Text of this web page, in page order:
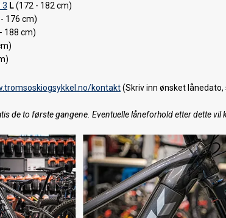
3 L(172 - 182 cm)
176 cm)
188 cm)
kontakt(Skriv inn ønsket
de to første gangene. Eventuelle låneforhold etter dette vil